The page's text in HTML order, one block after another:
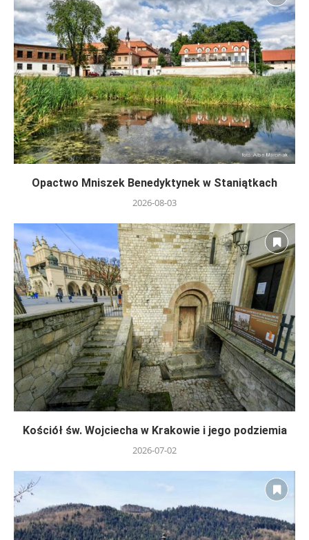
Opactwo Mniszek Benedyktynek w Staniątkach
2026-08-03
Kościół św. Wojciecha w Krakowie i jego podziemia
2026-07-02